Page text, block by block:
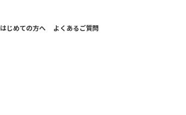
はじめての方へ よくあるご質問